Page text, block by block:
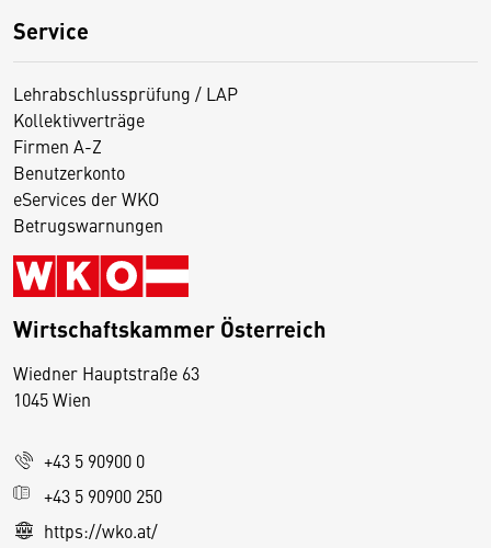
Service
Lehrabschlussprüfung / LAP
Kollektivverträge
Firmen A-Z
Benutzerkonto
eServices der WKO
Betrugswarnungen
Wirtschaftskammer Österreich
Wiedner Hauptstraße 63
1045 Wien
+43 5 90900 0
+43 5 90900 250
https://wko.at/
D
s
e
S